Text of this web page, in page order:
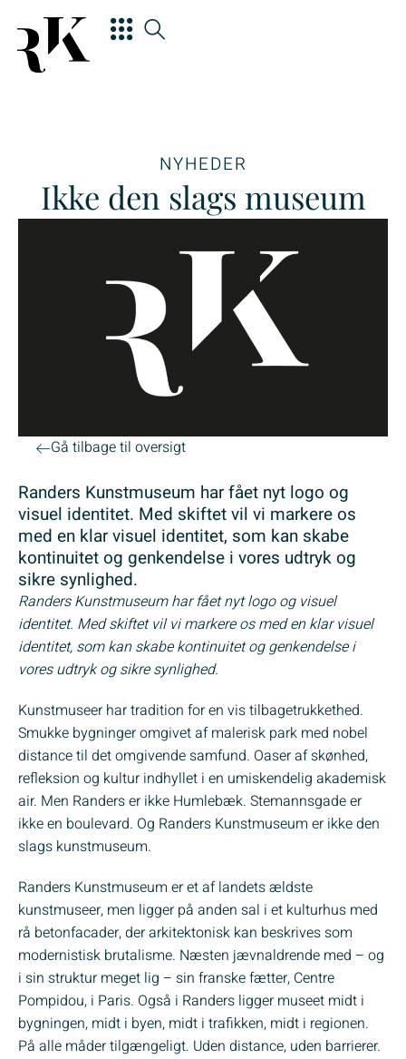
NYHEDER
Ikke den slags museum
Gå tilbage til oversigt
Randers Kunstmuseum har fået nyt logo og
visuel identitet. Med skiftet vil vi markere os
med en klar visuel identitet, som kan skabe
kontinuitet og genkendelse i vores udtryk og
sikre synlighed.
Randers Kunstmuseum har fået nyt logo og visuel
identitet. Med skiftet vil vi markere os med en klar visuel
identitet, som kan skabe kontinuitet og genkendelse i
vores udtryk og sikre synlighed.
Kunstmuseer har tradition for en vis tilbagetrukkethed.
Smukke bygninger omgivet af malerisk park med nobel
distance til det omgivende samfund. Oaser af skønhed,
refleksion og kultur indhyllet i en umiskendelig akademisk
air. Men Randers er ikke Humlebæk. Stemannsgade er
ikke en boulevard. Og Randers Kunstmuseum er ikke den
slags kunstmuseum.
Randers Kunstmuseum er et af landets ældste
kunstmuseer, men ligger på anden sal i et kulturhus med
rå betonfacader, der arkitektonisk kan beskrives som
modernistisk brutalisme. Næsten jævnaldrende med – og
i sin struktur meget lig – sin franske fætter, Centre
Pompidou, i Paris. Også i Randers ligger museet midt i
bygningen, midt i byen, midt i trafikken, midt i regionen.
På alle måder tilgængeligt. Uden distance, uden barrierer.